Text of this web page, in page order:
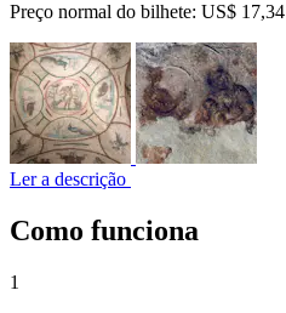
Preço normal do bilhete: US$ 17,34
Ler a descrição
Como funciona
1